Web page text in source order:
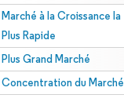
Marché à la Croissance la
Plus Rapide
Plus Grand Marché
Concentration du Marché